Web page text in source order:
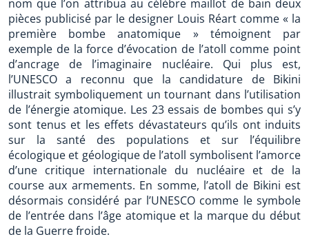
nom que l’on attribua au célèbre maillot de bain deux
pièces publicisé par le designer Louis Réart comme « la
première bombe anatomique » témoignent par
exemple de la force d’évocation de l’atoll comme point
d’ancrage de l’imaginaire nucléaire. Qui plus est,
l’UNESCO a reconnu que la candidature de Bikini
illustrait symboliquement un tournant dans l’utilisation
de l’énergie atomique. Les 23 essais de bombes qui s’y
sont tenus et les effets dévastateurs qu’ils ont induits
sur la santé des populations et sur l’équilibre
écologique et géologique de l’atoll symbolisent l’amorce
d’une critique internationale du nucléaire et de la
course aux armements. En somme, l’atoll de Bikini est
désormais considéré par l’UNESCO comme le symbole
de l’entrée dans l’âge atomique et la marque du début
de la Guerre froide.